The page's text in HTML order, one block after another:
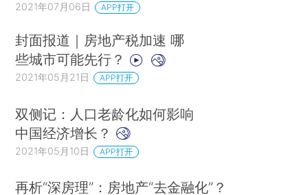
2021年07月06日 APP打开
封面报道｜房地产税加速 哪
些城市可能先行？
2021年05月21日 APP打开
双侧记：人口老龄化如何影响
中国经济增长？
2021年05月10日 APP打开
再析“深房理”：房地产“去金融化”？